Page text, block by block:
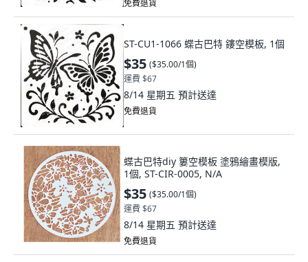
免費退貨
ST-CU1-1066 蝶古巴特 鏤空模板, 1個
$35 ($35.00/1個)
運費 $67
8/14 星期五 預計送達
免費退貨
蝶古巴特diy 簍空模板 塗鴉繪畫模版,
1個, ST-CIR-0005, N/A
$35 ($35.00/1個)
運費 $67
8/14 星期五 預計送達
免費退貨